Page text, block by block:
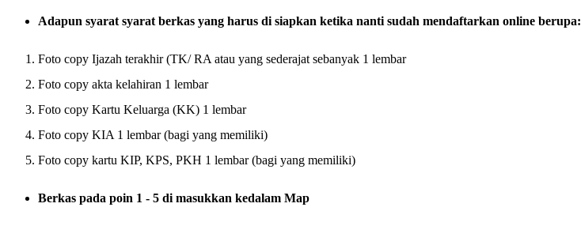
Adapun syarat syarat berkas yang harus di siapkan ketika nanti sudah mendaftarkan online berupa:
Foto copy Ijazah terakhir (TK/ RA atau yang sederajat sebanyak 1 lembar
Foto copy akta kelahiran 1 lembar
Foto copy Kartu Keluarga (KK) 1 lembar
Foto copy KIA 1 lembar (bagi yang memiliki)
Foto copy kartu KIP, KPS, PKH 1 lembar (bagi yang memiliki)
Berkas pada poin 1 - 5 di masukkan kedalam Map